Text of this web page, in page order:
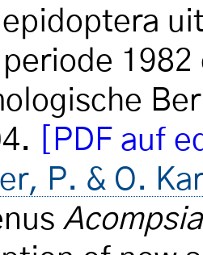
[PDF auf
P. & O.
Acompsia